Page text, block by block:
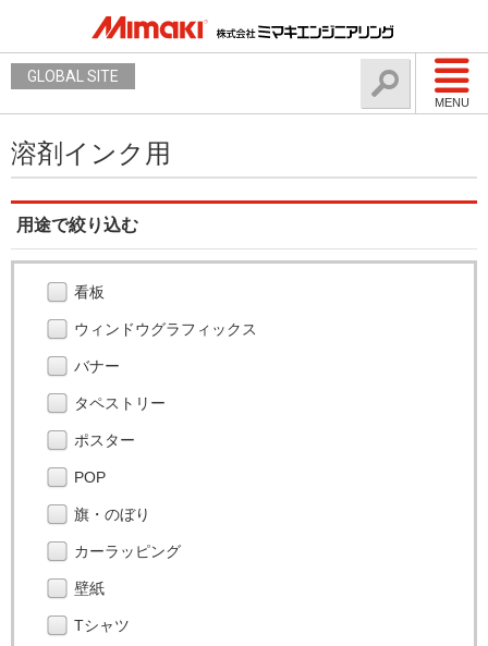
MENU
GLOBAL SITE
溶剤インク用
用途で絞り込む
看板
ウィンドウグラフィックス
バナー
タペストリー
ポスター
POP
旗・のぼり
カーラッピング
壁紙
Tシャツ